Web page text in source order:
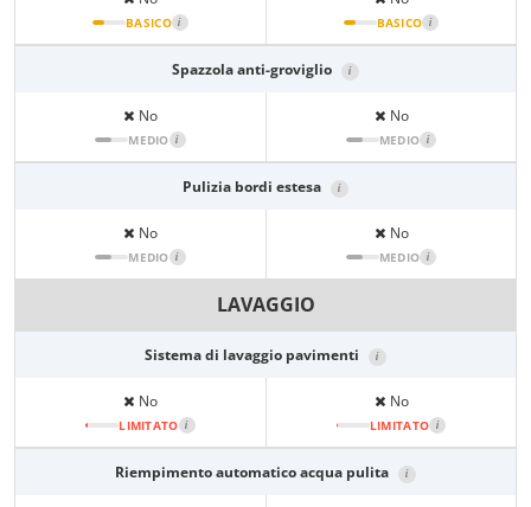
BASICO i BASICO i
Spazzola anti-groviglio i
No
MEDIO i
No
MEDIO i
Pulizia bordi estesa i
No
MEDIO i
No
MEDIO i
LAVAGGIO
Sistema di lavaggio pavimenti i
No
LIMITATO i
No
LIMITATO i
Riempimento automatico acqua pulita i